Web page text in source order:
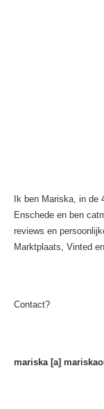
Ik ben Mariska, in de
Enschede en ben
reviews en
Marktplaats, Vinted
Contact?
mariska [a]